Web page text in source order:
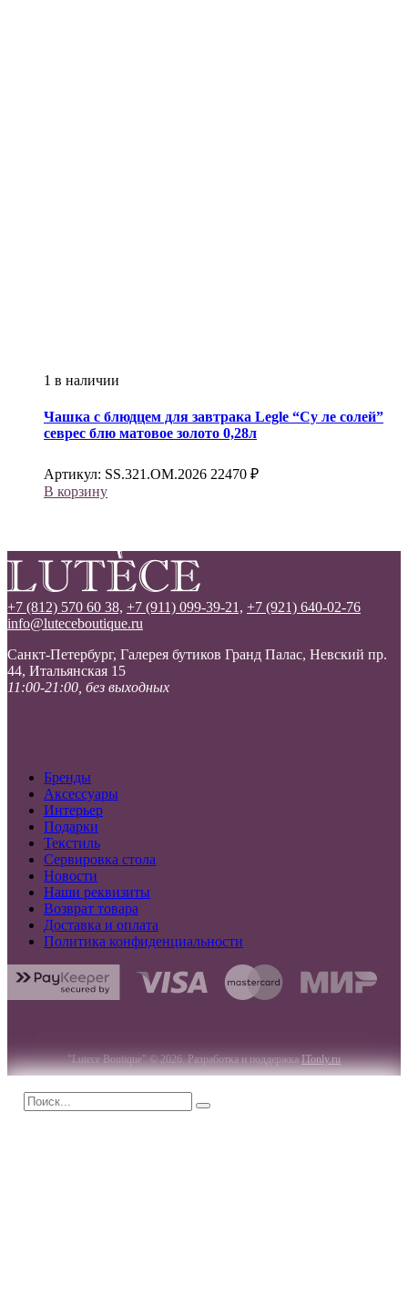
1 в наличии
Чашка с блюдцем для завтрака Legle “Су ле солей”
севрес блю матовое золото 0,28л
Артикул: SS.321.OM.2026 22470 ₽
В корзину
+7 (812) 570 60 38, +7 (911) 099-39-21, +7 (921) 640-02-76
info@luteceboutique.ru
Санкт-Петербург, Галерея бутиков Гранд Палас, Невский пр.
44, Итальянская 15
11:00-21:00, без выходных
Бренды
Аксессуары
Интерьер
Подарки
Текстиль
Сервировка стола
Новости
Наши реквизиты
Возврат товара
Доставка и оплата
Политика конфиденциальности
"Lutece Boutique" © 2026. Разработка и поддержкаITonly.ru